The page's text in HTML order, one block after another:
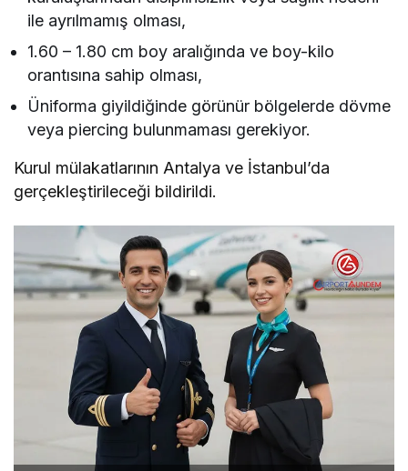
ile ayrılmamış olması,
1.60 – 1.80 cm boy aralığında ve boy-kilo
orantısına sahip olması,
Üniforma giyildiğinde görünür bölgelerde dövme
veya piercing bulunmaması gerekiyor.
Kurul mülakatlarının Antalya ve İstanbul’da
gerçekleştirileceği bildirildi.